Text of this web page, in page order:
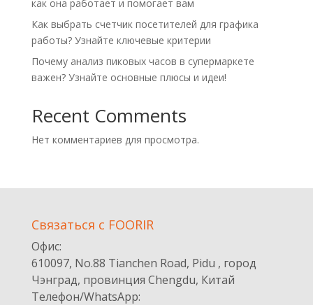
как она работает и помогает вам
Как выбрать счетчик посетителей для графика
работы? Узнайте ключевые критерии
Почему анализ пиковых часов в супермаркете
важен? Узнайте основные плюсы и идеи!
Recent Comments
Нет комментариев для просмотра.
Cвязаться с FOORIR
Офис:
610097, No.88 Tianchen Road, Pidu , город
Чэнград, провинция Chengdu, Китай
Телефон/WhatsApp: